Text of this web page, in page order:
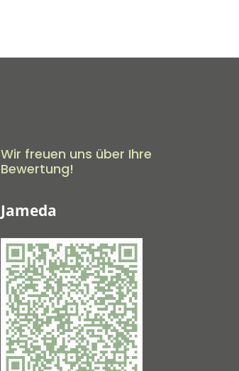
Wir freuen uns über Ihre
Bewertung!
Jameda